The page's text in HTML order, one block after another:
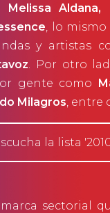
Melissa Aldana,
, lo
y artistas
. Por otro
gente como
Milagros, entre
la lista
marca sectorial